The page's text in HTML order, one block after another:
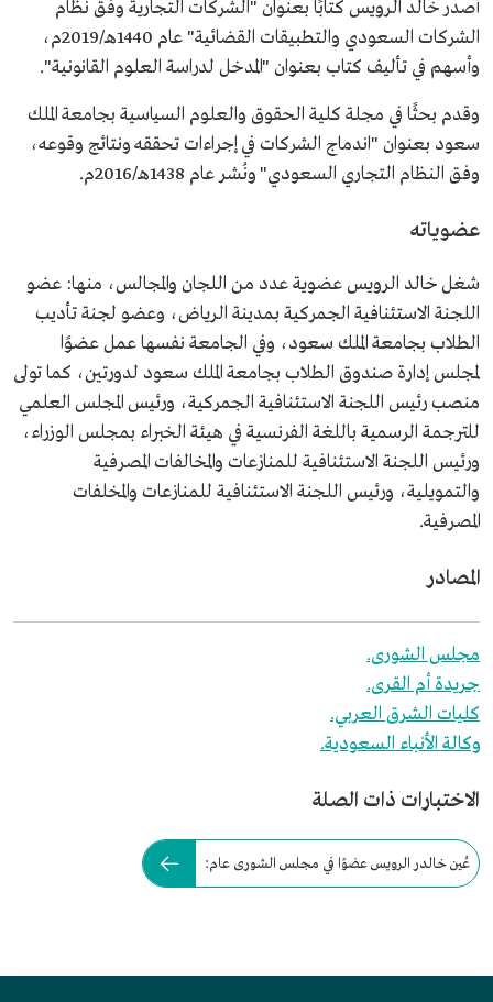
أصدر خالد الرويس كتابًا بعنوان "الشركات التجارية وفق نظام
الشركات السعودي والتطبيقات القضائية" عام 1440هـ/2019م،
وأسهم في تأليف كتاب بعنوان "المدخل لدراسة العلوم القانونية".
وقدم بحثًا في مجلة كلية الحقوق والعلوم السياسية بجامعة الملك
سعود بعنوان "اندماج الشركات في إجراءات تحققه ونتائج وقوعه،
وفق النظام التجاري السعودي" ونُشر عام 1438هـ/2016م.
عضوياته
شغل خالد الرويس عضوية عدد من اللجان والمجالس، منها: عضو
اللجنة الاستئنافية الجمركية بمدينة الرياض، وعضو لجنة تأديب
الطلاب بجامعة الملك سعود، وفي الجامعة نفسها عمل عضوًا
لمجلس إدارة صندوق الطلاب بجامعة الملك سعود لدورتين، كما تولى
منصب رئيس اللجنة الاستئنافية الجمركية، ورئيس المجلس العلمي
للترجمة الرسمية باللغة الفرنسية في هيئة الخبراء بمجلس الوزراء،
ورئيس اللجنة الاستئنافية للمنازعات والمخالفات المصرفية
والتمويلية، ورئيس اللجنة الاستئنافية للمنازعات والمخلفات
المصرفية.
المصادر
مجلس الشورى.
جريدة أم القرى.
كليات الشرق العربي.
وكالة الأنباء السعودية.
الاختبارات ذات الصلة
عُين خالدر الرويس عضوًا في مجلس الشورى عام: